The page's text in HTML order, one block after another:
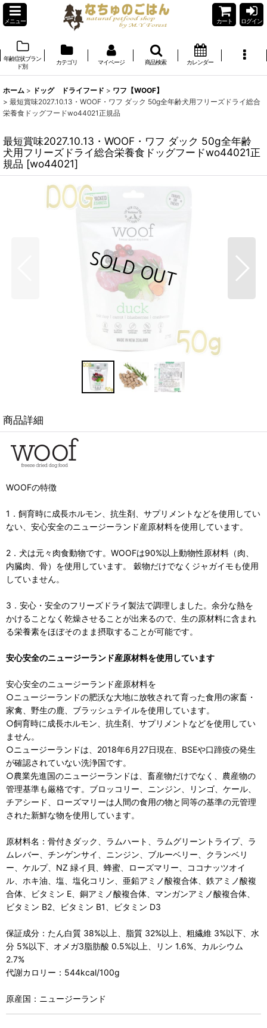
メニュー カート ログイン
年齢症状ブラン
ド別
カテゴリ マイページ 商品検索 カレンダー
ホーム > ドッグ ドライフード > ワフ【WOOF】
> 最短賞味2027.10.13・WOOF・ワフ ダック 50g全年齢犬用フリーズドライ総合
栄養食ドッグフードwo44021正規品
最短賞味2027.10.13・WOOF・ワフ ダック 50g全年齢
犬用フリーズドライ総合栄養食ドッグフードwo44021正
規品 [wo44021]
商品詳細
WOOFの特徴
1．飼育時に成長ホルモン、抗生剤、サプリメントなどを使用してい
ない、安心安全のニュージーランド産原材料を使用しています。
2．犬は元々肉食動物です。WOOFは90%以上動物性原材料（肉、
内臓肉、骨）を使用しています。 穀物だけでなくジャガイモも使用
していません。
3．安心・安全のフリーズドライ製法で調理しました。余分な熱を
かけることなく乾燥させることが出来るので、生の原材料に含まれ
る栄養素をほぼそのまま摂取することが可能です。
安心安全のニュージーランド産原材料を使用しています
安心安全のニュージーランド産原材料を
○ニュージーランドの肥沃な大地に放牧されて育った食用の家畜・
家禽、野生の鹿、ブラッシュテイルを使用しています。
○飼育時に成長ホルモン、抗生剤、サプリメントなどを使用してい
ません。
○ニュージーランドは、2018年6月27日現在、BSEや口蹄疫の発生
が確認されていない洗浄国です。
○農業先進国のニュージーランドは、畜産物だけでなく、農産物の
管理基準も厳格です。ブロッコリー、ニンジン、リンゴ、ケール、
チアシード、ローズマリーは人間の食用の物と同等の基準の元管理
された新鮮な物を使用しています。
原材料名：骨付きダック、ラムハート、ラムグリーントライプ、ラ
ムレバー、チンゲンサイ、ニンジン、ブルーベリー、クランベリ
ー、ケルプ、NZ 緑イ貝、蜂蜜、ローズマリー、ココナッツオイ
ル、ホキ油、塩、塩化コリン、亜鉛アミノ酸複合体、鉄アミノ酸複
合体、ビタミン E、銅アミノ酸複合体、マンガンアミノ酸複合体、
ビタミン B2、ビタミン B1、ビタミン D3
保証成分：たん白質 38%以上、脂質 32%以上、粗繊維 3%以下、水
分 5%以下、オメガ3脂肪酸 0.5%以上、リン 1.6%、カルシウム
2.7%
代謝カロリー：544kcal/100g
原産国：ニュージーランド